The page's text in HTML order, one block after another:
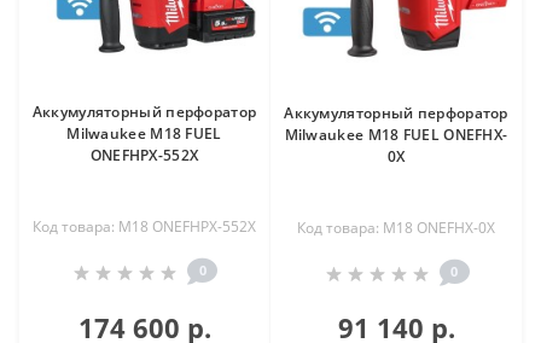
Аккумуляторный перфоратор
Milwaukee M18 FUEL
ONEFHPX-552X
Код товара: M18 ONEFHPX-552X
0
174 600 р.
Аккумуляторный перфоратор
Milwaukee M18 FUEL ONEFHX-
0X
Код товара: M18 ONEFHX-0X
0
91 140 р.